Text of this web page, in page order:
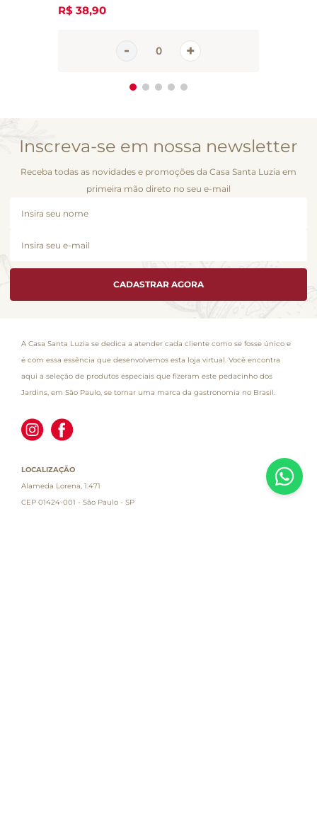
R$ 38,90
Inscreva-se em nossa newsletter
Receba todas as novidades e promoções da Casa Santa Luzia em
primeira mão direto no seu e-mail
CADASTRAR AGORA
A Casa Santa Luzia se dedica a atender cada cliente como se fosse único e
é com essa essência que desenvolvemos esta loja virtual. Você encontra
aqui a seleção de produtos especiais que fizeram este pedacinho dos
Jardins, em São Paulo, se tornar uma marca da gastronomia no Brasil.
LOCALIZAÇÃO
Alameda Lorena, 1.471
CEP 01424-001 - São Paulo - SP